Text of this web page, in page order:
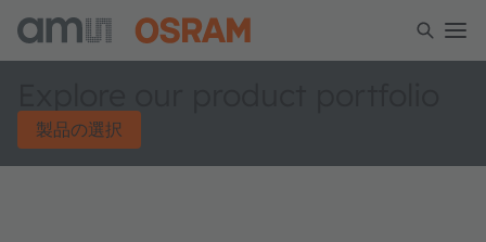
製品の選択